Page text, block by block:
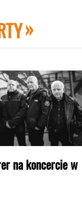
na koncercie w